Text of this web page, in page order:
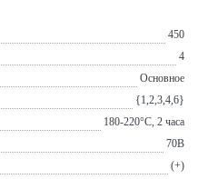
450
4
Основное
{1,2,3,4,6}
180-220°С, 2 часа
70В
(+)